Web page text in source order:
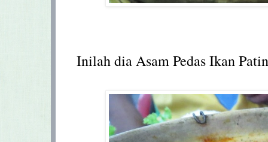
Inilah dia Asam Pedas Ikan Patin